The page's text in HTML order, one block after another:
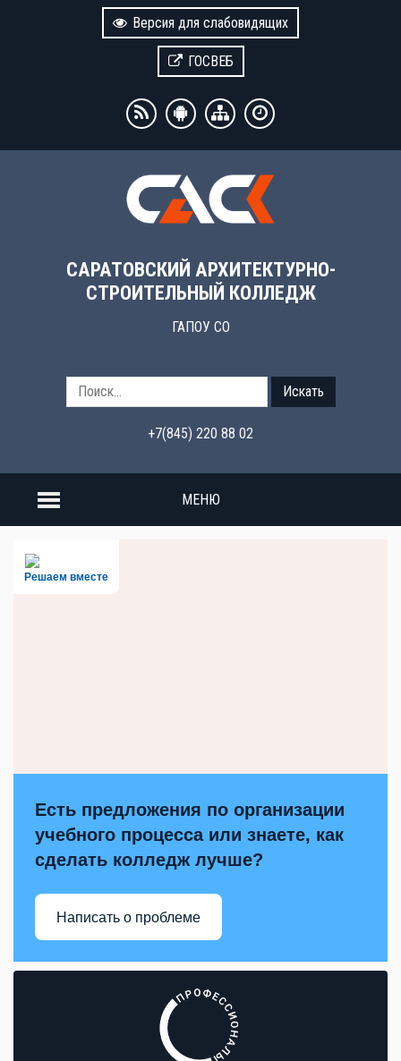
Версия для слабовидящих
ГОСВЕБ
САРАТОВСКИЙ АРХИТЕКТУРНО-
СТРОИТЕЛЬНЫЙ КОЛЛЕДЖ
ГАПОУ СО
Искать
+7(845) 220 88 02
МЕНЮ
Решаем вместе
Есть предложения по организации
учебного процесса или знаете, как
сделать колледж лучше?
Написать о проблеме